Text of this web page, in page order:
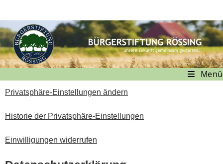
Menü
Privatsphäre-Einstellungen ändern
Historie der Privatsphäre-Einstellungen
Einwilligungen widerrufen